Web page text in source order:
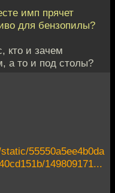
имп прячет
для бензопилы?
кто и зачем
а то и под столы?
55550a5ee4b0da
149809171...